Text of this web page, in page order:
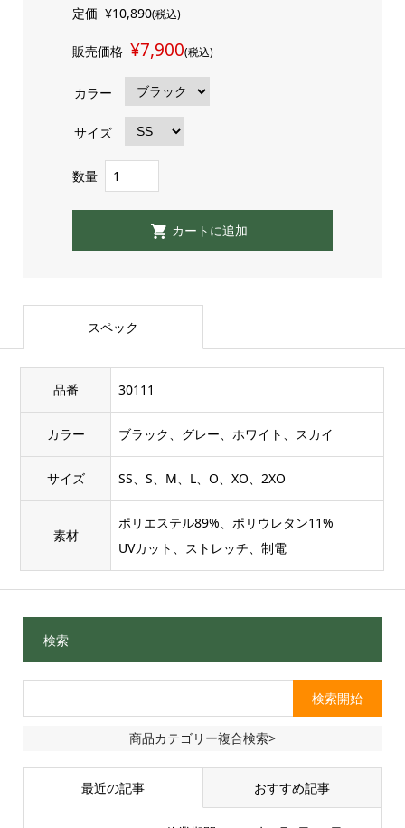
定価 ¥10,890(税込)
販売価格 ¥7,900(税込)
カラー
サイズ
数量
スペック
品番 30111
カラー ブラック、グレー、ホワイト、スカイ
サイズ SS、S、M、L、O、XO、2XO
素材
ポリエステル89%、ポリウレタン11%
UVカット、ストレッチ、制電
検索
商品カテゴリー複合検索>
最近の記事 おすすめ記事